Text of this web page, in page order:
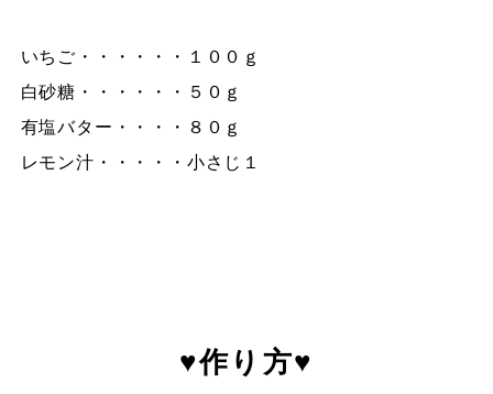
いちご・・・・・・１００ｇ
白砂糖・・・・・・５０ｇ
有塩バター・・・・８０ｇ
レモン汁・・・・・小さじ１
♥作り方♥